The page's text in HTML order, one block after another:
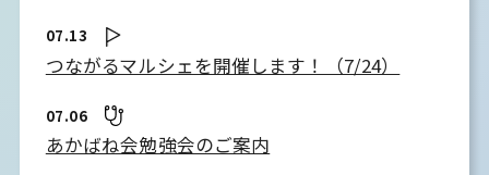
07.13
つながるマルシェを開催します！（7/24）
07.06
あかばね会勉強会のご案内